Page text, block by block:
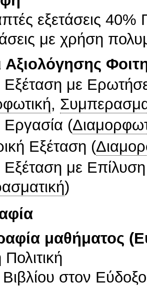
εξετάσεις 40%
με χρήση
Αξιολόγησης
με
,
(
Εξέταση (
Εξέταση με
)
μαθήματος
στον